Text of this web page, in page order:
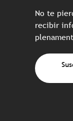
No te
recibir